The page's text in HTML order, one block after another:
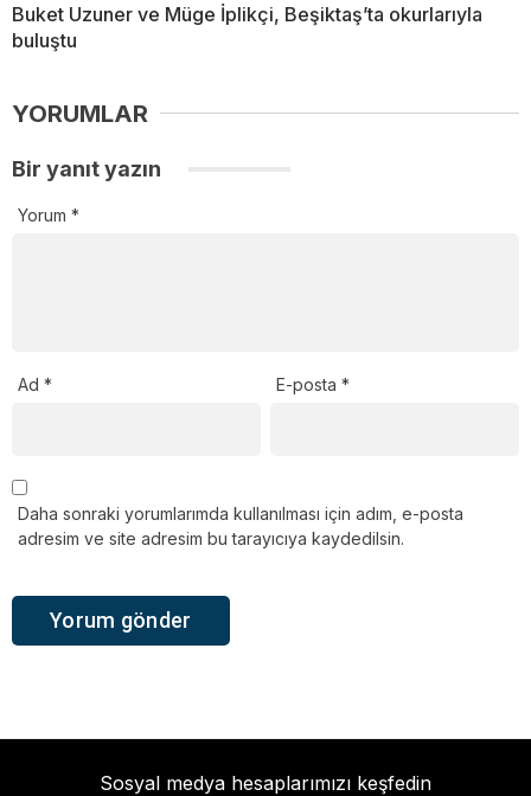
Buket Uzuner ve Müge İplikçi, Beşiktaş’ta okurlarıyla
buluştu
YORUMLAR
Bir yanıt yazın
Yorum *
Ad * E-posta*
Daha sonraki yorumlarımda kullanılması için adım, e-posta
adresim ve site adresim bu tarayıcıya kaydedilsin.
Sosyal medya hesaplarımızı keşfedin